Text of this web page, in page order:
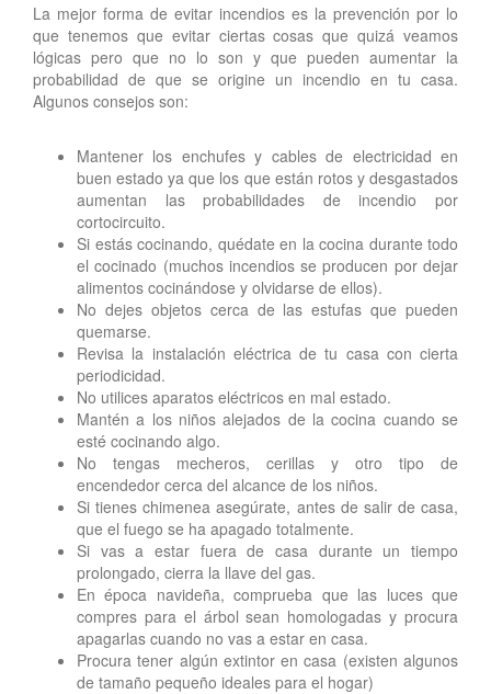
La mejor forma de evitar incendios es la prevención por lo
que tenemos que evitar ciertas cosas que quizá veamos
lógicas pero que no lo son y que pueden aumentar la
probabilidad de que se origine un incendio en tu casa.
Algunos consejos son:
Mantener los enchufes y cables de electricidad en
buen estado ya que los que están rotos y desgastados
aumentan las probabilidades de incendio por
cortocircuito.
Si estás cocinando, quédate en la cocina durante todo
el cocinado (muchos incendios se producen por dejar
alimentos cocinándose y olvidarse de ellos).
No dejes objetos cerca de las estufas que pueden
quemarse.
Revisa la instalación eléctrica de tu casa con cierta
periodicidad.
No utilices aparatos eléctricos en mal estado.
Mantén a los niños alejados de la cocina cuando se
esté cocinando algo.
No tengas mecheros, cerillas y otro tipo de
encendedor cerca del alcance de los niños.
Si tienes chimenea asegúrate, antes de salir de casa,
que el fuego se ha apagado totalmente.
Si vas a estar fuera de casa durante un tiempo
prolongado, cierra la llave del gas.
En época navideña, comprueba que las luces que
compres para el árbol sean homologadas y procura
apagarlas cuando no vas a estar en casa.
Procura tener algún extintor en casa (existen algunos
de tamaño pequeño ideales para el hogar)